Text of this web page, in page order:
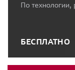
По
БЕСПЛАТНО